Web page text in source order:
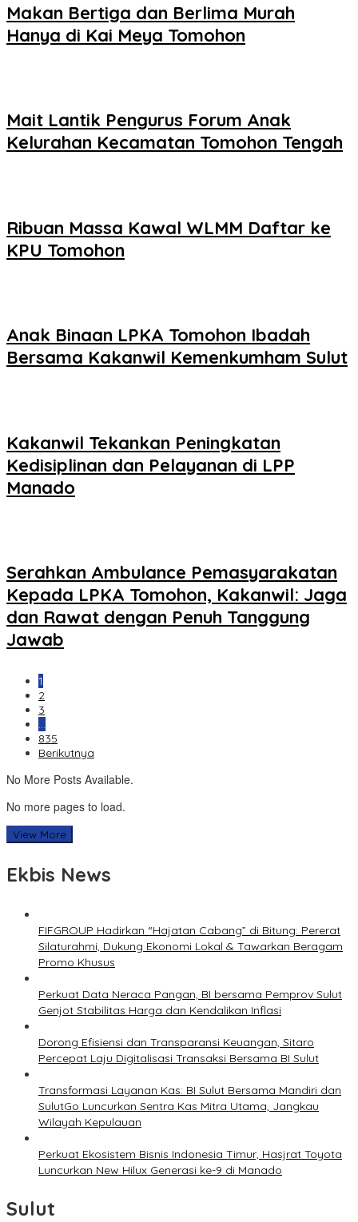
Makan Bertiga dan Berlima Murah
Hanya di Kai Meya Tomohon
Mait Lantik Pengurus Forum Anak
Kelurahan Kecamatan Tomohon Tengah
Ribuan Massa Kawal WLMM Daftar ke
KPU Tomohon
Anak Binaan LPKA Tomohon Ibadah
Bersama Kakanwil Kemenkumham Sulut
Kakanwil Tekankan Peningkatan
Kedisiplinan dan Pelayanan di LPP
Manado
Serahkan Ambulance Pemasyarakatan
Kepada LPKA Tomohon, Kakanwil: Jaga
dan Rawat dengan Penuh Tanggung
Jawab
1
2
3
…
835
Berikutnya
No More Posts Available.
No more pages to load.
View More
Ekbis News
FIFGROUP Hadirkan “Hajatan Cabang” di Bitung: Pererat
Silaturahmi, Dukung Ekonomi Lokal & Tawarkan Beragam
Promo Khusus
Perkuat Data Neraca Pangan, BI bersama Pemprov Sulut
Genjot Stabilitas Harga dan Kendalikan Inflasi
Dorong Efisiensi dan Transparansi Keuangan, Sitaro
Percepat Laju Digitalisasi Transaksi Bersama BI Sulut
Transformasi Layanan Kas: BI Sulut Bersama Mandiri dan
SulutGo Luncurkan Sentra Kas Mitra Utama, Jangkau
Wilayah Kepulauan
Perkuat Ekosistem Bisnis Indonesia Timur, Hasjrat Toyota
Luncurkan New Hilux Generasi ke-9 di Manado
Sulut